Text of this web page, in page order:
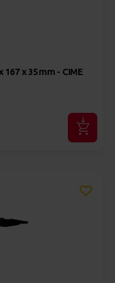
167 x 35mm - CIME